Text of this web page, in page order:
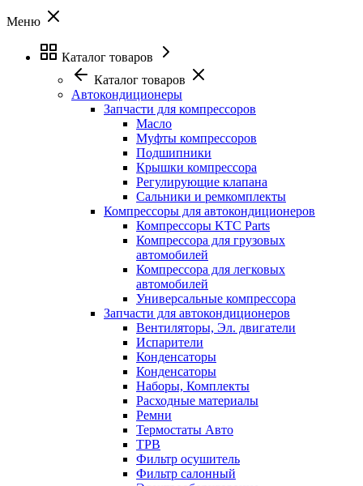
Меню
Каталог товаров
Каталог товаров
Автокондиционеры
Запчасти для компрессоров
Масло
Муфты компрессоров
Подшипники
Крышки компрессора
Регулирующие клапана
Сальники и ремкомплекты
Компрессоры для автокондиционеров
Компрессоры KTC Parts
Компрессора для грузовых
автомобилей
Компрессора для легковых
автомобилей
Универсальные компрессора
Запчасти для автокондиционеров
Вентиляторы, Эл. двигатели
Испарители
Конденсаторы
Конденсаторы
Наборы, Комплекты
Расходные материалы
Ремни
Термостаты Авто
ТРВ
Фильтр осушитель
Фильтр салонный